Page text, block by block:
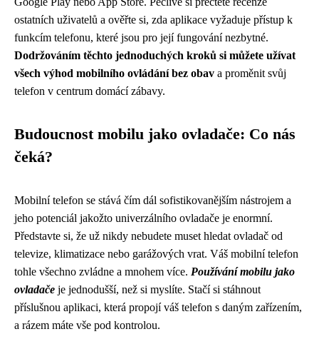
ostatních uživatelů a ověřte si, zda aplikace vyžaduje přístup k
funkcím telefonu, které jsou pro její fungování nezbytné.
Dodržováním těchto jednoduchých kroků si můžete užívat
všech výhod mobilního ovládání bez obav a proměnit svůj
telefon v centrum domácí zábavy.
Budoucnost mobilu jako ovladače: Co nás
čeká?
Mobilní telefon se stává čím dál sofistikovanějším nástrojem a
jeho potenciál jakožto univerzálního ovladače je enormní.
Představte si, že už nikdy nebudete muset hledat ovladač od
televize, klimatizace nebo garážových vrat. Váš mobilní telefon
tohle všechno zvládne a mnohem více. Používání mobilu jako
ovladače je jednodušší, než si myslíte. Stačí si stáhnout
příslušnou aplikaci, která propojí váš telefon s daným zařízením,
a rázem máte vše pod kontrolou.